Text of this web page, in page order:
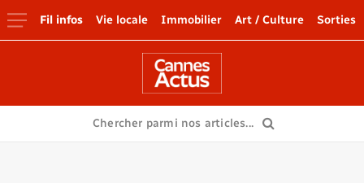
Fil infos Vie locale Immobilier Art / Culture Sorties